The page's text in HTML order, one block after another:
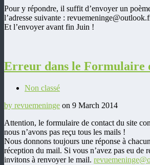
Pour y répondre, il suffit d’envoyer un
l’adresse suivante :
Et l’envoyer avant fin Juin !
Erreur dans le Formulaire
Non classé
by revuemeninge on 9 March 2014
Attention, le formulaire de contact du site
nous n’avons pas reçu tous les mails !
Nous donnons toujours une réponse à
réception du mail. Si vous n’avez pas eu de
invitons à renvoyer le mail.